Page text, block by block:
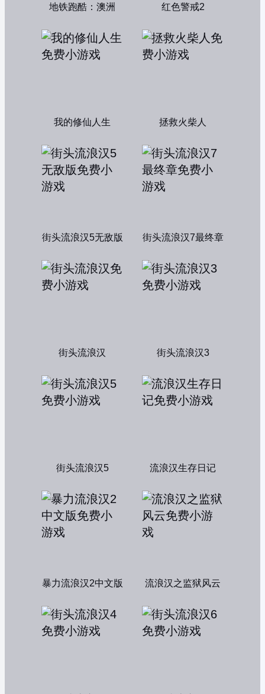
地铁跑酷：澳洲 红色警戒2
我的修仙人生 拯救火柴人
街头流浪汉5无敌版 街头流浪汉7最终章
街头流浪汉 街头流浪汉3
街头流浪汉5 流浪汉生存日记
暴力流浪汉2中文版 流浪汉之监狱风云